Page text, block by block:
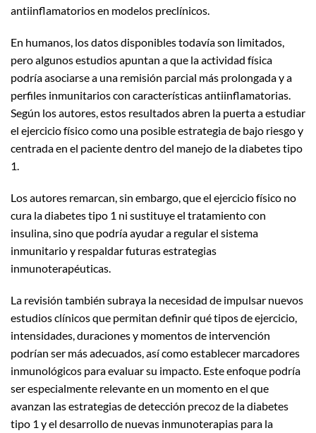
antiinflamatorios en modelos preclínicos.
En humanos, los datos disponibles todavía son limitados,
pero algunos estudios apuntan a que la actividad física
podría asociarse a una remisión parcial más prolongada y a
perfiles inmunitarios con características antiinflamatorias.
Según los autores, estos resultados abren la puerta a estudiar
el ejercicio físico como una posible estrategia de bajo riesgo y
centrada en el paciente dentro del manejo de la diabetes tipo
1.
Los autores remarcan, sin embargo, que el ejercicio físico no
cura la diabetes tipo 1 ni sustituye el tratamiento con
insulina, sino que podría ayudar a regular el sistema
inmunitario y respaldar futuras estrategias
inmunoterapéuticas.
La revisión también subraya la necesidad de impulsar nuevos
estudios clínicos que permitan definir qué tipos de ejercicio,
intensidades, duraciones y momentos de intervención
podrían ser más adecuados, así como establecer marcadores
inmunológicos para evaluar su impacto. Este enfoque podría
ser especialmente relevante en un momento en el que
avanzan las estrategias de detección precoz de la diabetes
tipo 1 y el desarrollo de nuevas inmunoterapias para la